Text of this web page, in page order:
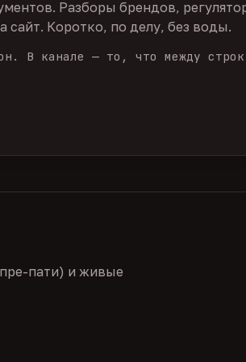
Разборы брендов,
Коротко, по делу, без воды.
В канале — то, что между
пати) и живые